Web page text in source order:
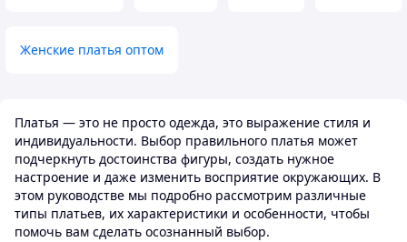
Платья — это не просто одежда, это выражение стиля и
индивидуальности. Выбор правильного платья может
подчеркнуть достоинства фигуры, создать нужное
настроение и даже изменить восприятие окружающих. В
этом руководстве мы подробно рассмотрим различные
типы платьев, их характеристики и особенности, чтобы
помочь вам сделать осознанный выбор.
Женские платья оптом